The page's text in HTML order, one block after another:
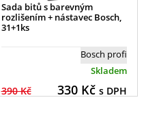
Sada bitů s barevným
rozlišením + nástavec Bosch,
31+1ks
Bosch profi
Skladem
390 Kč 330Kč s DPH